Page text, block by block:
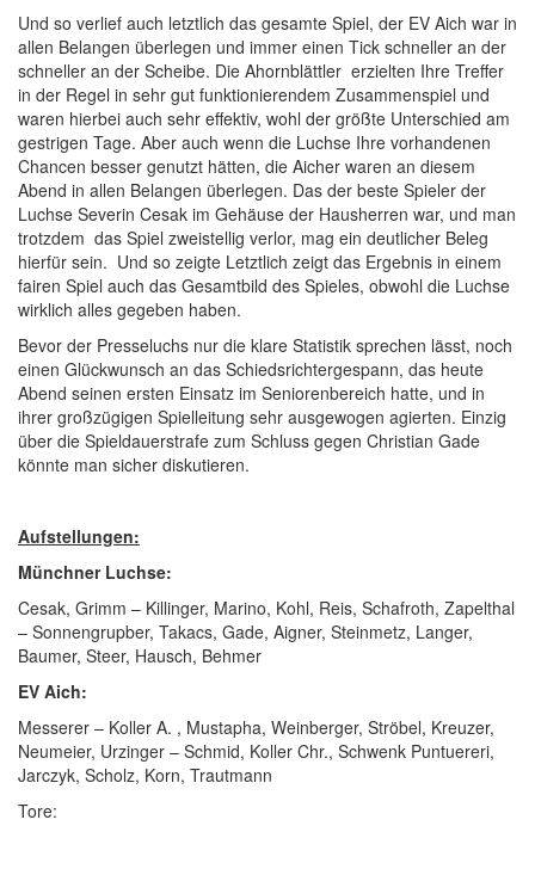
Und so verlief auch letztlich das gesamte Spiel, der EV Aich war in
allen Belangen überlegen und immer einen Tick schneller an der
schneller an der Scheibe. Die Ahornblättler erzielten Ihre Treffer
in der Regel in sehr gut funktionierendem Zusammenspiel und
waren hierbei auch sehr effektiv, wohl der größte Unterschied am
gestrigen Tage. Aber auch wenn die Luchse Ihre vorhandenen
Chancen besser genutzt hätten, die Aicher waren an diesem
Abend in allen Belangen überlegen. Das der beste Spieler der
Luchse Severin Cesak im Gehäuse der Hausherren war, und man
trotzdem das Spiel zweistellig verlor, mag ein deutlicher Beleg
hierfür sein. Und so zeigte Letztlich zeigt das Ergebnis in einem
fairen Spiel auch das Gesamtbild des Spieles, obwohl die Luchse
wirklich alles gegeben haben.
Bevor der Presseluchs nur die klare Statistik sprechen lässt, noch
einen Glückwunsch an das Schiedsrichtergespann, das heute
Abend seinen ersten Einsatz im Seniorenbereich hatte, und in
ihrer großzügigen Spielleitung sehr ausgewogen agierten. Einzig
über die Spieldauerstrafe zum Schluss gegen Christian Gade
könnte man sicher diskutieren.
Aufstellungen:
Münchner Luchse:
Cesak, Grimm – Killinger, Marino, Kohl, Reis, Schafroth, Zapelthal
– Sonnengrupber, Takacs, Gade, Aigner, Steinmetz, Langer,
Baumer, Steer, Hausch, Behmer
EV Aich:
Messerer – Koller A. , Mustapha, Weinberger, Ströbel, Kreuzer,
Neumeier, Urzinger – Schmid, Koller Chr., Schwenk Puntuereri,
Jarczyk, Scholz, Korn, Trautmann
Tore: